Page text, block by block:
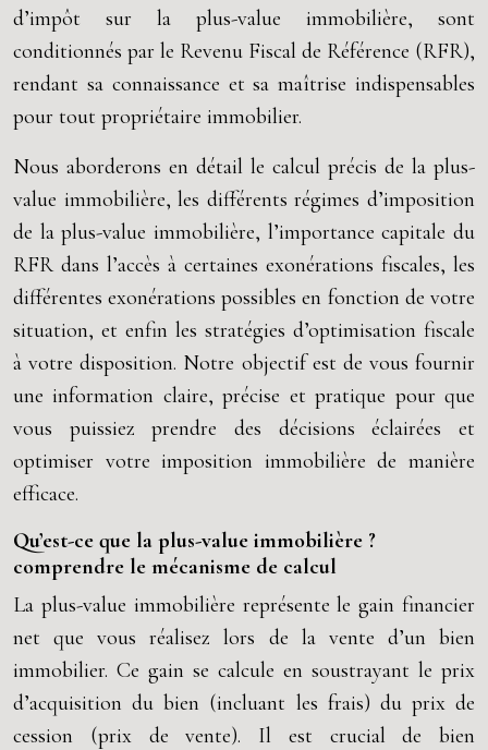
d’impôt sur la plus-value immobilière, sont
conditionnés par le Revenu Fiscal de Référence (RFR),
rendant sa connaissance et sa maîtrise indispensables
pour tout propriétaire immobilier.
Nous aborderons en détail le calcul précis de la plus-
value immobilière, les différents régimes d’imposition
de la plus-value immobilière, l’importance capitale du
RFR dans l’accès à certaines exonérations fiscales, les
différentes exonérations possibles en fonction de votre
situation, et enfin les stratégies d’optimisation fiscale
à votre disposition. Notre objectif est de vous fournir
une information claire, précise et pratique pour que
vous puissiez prendre des décisions éclairées et
optimiser votre imposition immobilière de manière
efficace.
Qu’est-ce que la plus-value immobilière ?
comprendre le mécanisme de calcul
La plus-value immobilière représente le gain financier
net que vous réalisez lors de la vente d’un bien
immobilier. Ce gain se calcule en soustrayant le prix
d’acquisition du bien (incluant les frais) du prix de
cession (prix de vente). Il est crucial de bien